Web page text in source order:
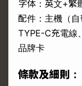
字体：英文+繁
配件：主機（自
TYPE-C充電線
品牌卡
條款及細則：